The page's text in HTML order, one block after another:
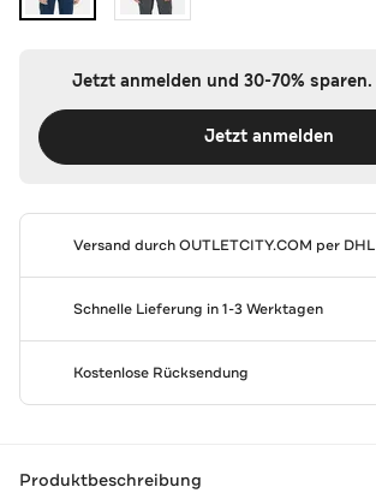
Jetzt anmelden und 30-70% sparen.
Jetzt anmelden
Versand durchOUTLETCITY.COM per DHL
Schnelle Lieferung in 1-3 Werktagen
Kostenlose Rücksendung
Produktbeschreibung